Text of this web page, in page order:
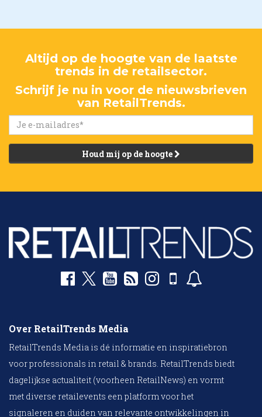
Altijd op de hoogte van de laatste
trends in de retailsector.
Schrijf je nu in voor de nieuwsbrieven
van RetailTrends.
Houd mij op de hoogte
Over RetailTrends Media
RetailTrends Media is dé informatie en inspiratiebron
voor professionals in retail & brands. RetailTrends biedt
dagelijkse actualiteit (voorheen RetailNews) en vormt
met diverse retailevents een platform voor het
signaleren en duiden van relevante ontwikkelingen in